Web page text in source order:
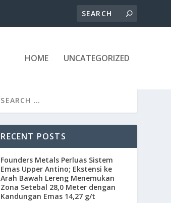
HOME UNCATEGORIZED
RECENT POSTS
Founders Metals Perluas Sistem
Emas Upper Antino; Ekstensi ke
Arah Bawah Lereng Menemukan
Zona Setebal 28,0 Meter dengan
Kandungan Emas 14,27 g/t